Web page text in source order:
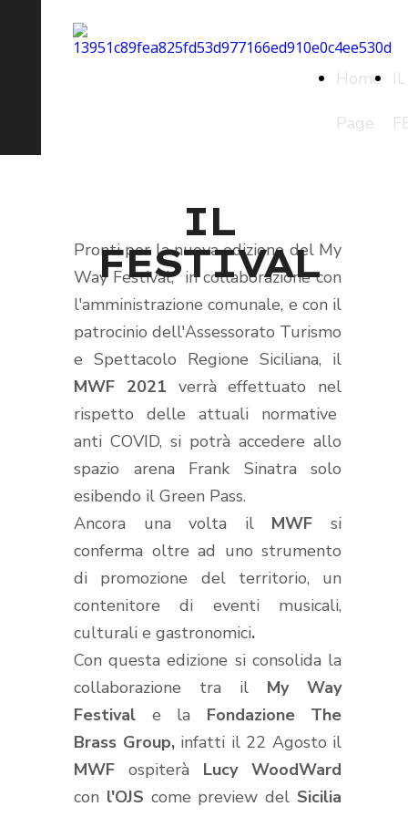
Home
Page
IL
IL
FESTIVAL
Pronti per la nuova edizione del My
Way Festival, in collaborazione con
l'amministrazione comunale, e con il
patrocinio dell'Assessorato Turismo
e Spettacolo Regione Siciliana, il
MWF 2021 verrà effettuato nel
rispetto delle attuali normative
anti COVID, si potrà accedere allo
spazio arena Frank Sinatra solo
esibendo il Green Pass.
Ancora una volta il MWF si
conferma oltre ad uno strumento
di promozione del territorio, un
contenitore di eventi musicali,
culturali e gastronomici.
Con questa edizione si consolida la
collaborazione tra il My Way
Festival e la Fondazione The
Brass Group,infatti il 22 Agosto il
MWF ospiterà Lucy WoodWard
con l'OJS come preview del Sicilia